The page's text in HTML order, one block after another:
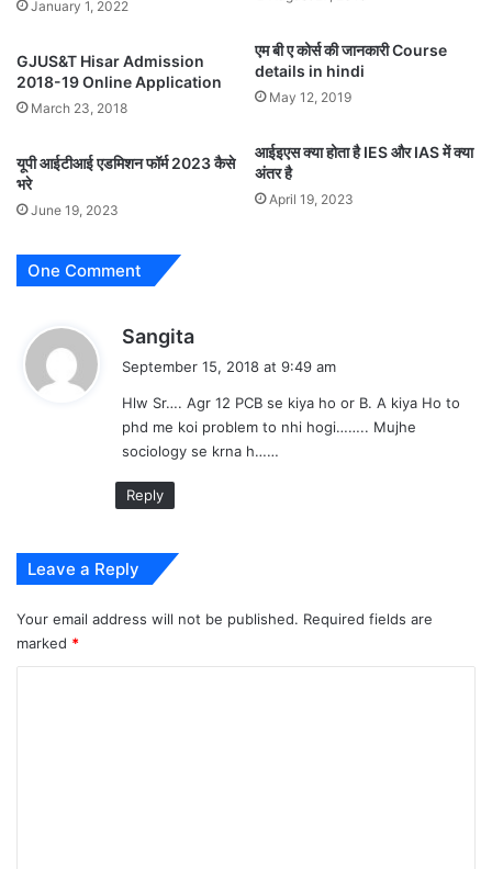
January 1, 2022
GJUS&T Hisar Admission
2018-19 Online Application
March 23, 2018
एम बी ए कोर्स की जानकारी Course
details in hindi
May 12, 2019
यूपी आईटीआई एडमिशन फॉर्म 2023 कैसे
भरे
June 19, 2023
आईइएस क्या होता है IES और IAS में क्या
अंतर है
April 19, 2023
One Comment
Sangita
s
:
September 15, 2018 at 9:49 am
Hlw Sr…. Agr 12 PCB se kiya ho or B. A kiya Ho to
phd me koi problem to nhi hogi…….. Mujhe
sociology se krna h……
Reply
Leave a Reply
Your email address will not be published. Required fields are
marked *